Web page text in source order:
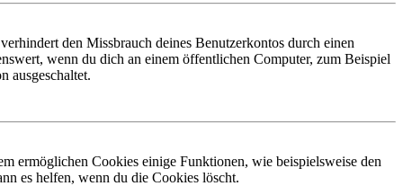
den Missbrauch deines Benutzerkontos durch einen
wenn du dich an einem öffentlichen Computer, zum Beispiel
ausgeschaltet.
ermöglichen Cookies einige Funktionen, wie beispielsweise den
es helfen, wenn du die Cookies löscht.